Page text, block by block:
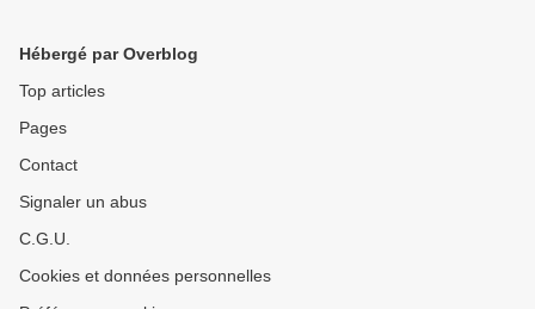
Hébergé par Overblog
Top articles
Pages
Contact
Signaler un abus
C.G.U.
Cookies et données personnelles